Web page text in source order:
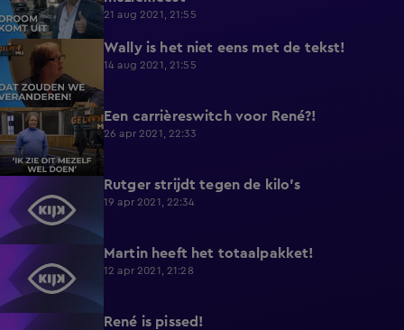
21 aug 2021, 21:55
4:50 Wally is het niet eens met de tekst!
14 aug 2021, 21:55
4:21 Een carrièreswitch voor René?!
26 apr 2021, 22:33
5:04 Rutger strijdt tegen de kilo's
19 apr 2021, 22:34
4:50 Martin heeft het totaalpakket!
12 apr 2021, 21:28
René is pissed!